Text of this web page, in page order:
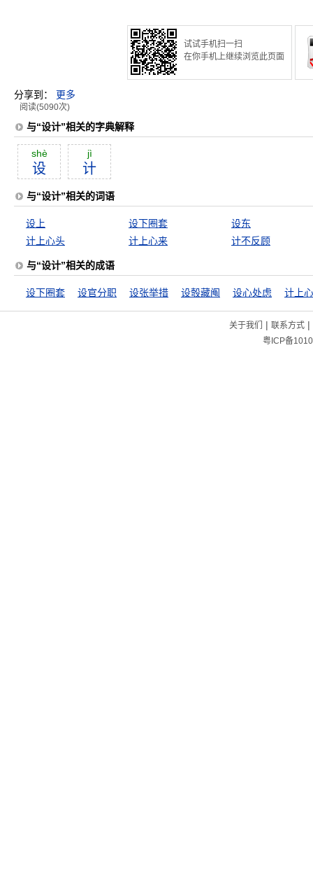
试试手机扫一扫
在你手机上继续浏览此页面
分享到： 更多
阅读(5090次)
与“设计”相关的字典解释
shè
设
jì
计
与“设计”相关的词语
设上 设下圈套
设东
计上心头
计上心来 计不反顾
与“设计”相关的成语
设下圈套 设官分职 设张举措 设彀藏阄 设心处虑 计上
关于我们 | 联系方式|
粤ICP备